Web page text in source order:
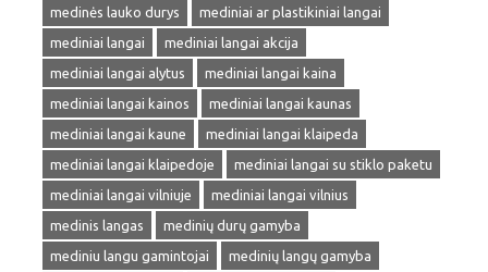
medinės lauko durys
mediniai ar plastikiniai langai
mediniai langai
mediniai langai akcija
mediniai langai alytus
mediniai langai kaina
mediniai langai kainos
mediniai langai kaunas
mediniai langai kaune
mediniai langai klaipeda
mediniai langai klaipedoje
mediniai langai su stiklo paketu
mediniai langai vilniuje
mediniai langai vilnius
medinis langas
medinių durų gamyba
mediniu langu gamintojai
medinių langų gamyba